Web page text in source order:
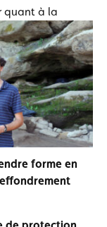
quant à la
forme en